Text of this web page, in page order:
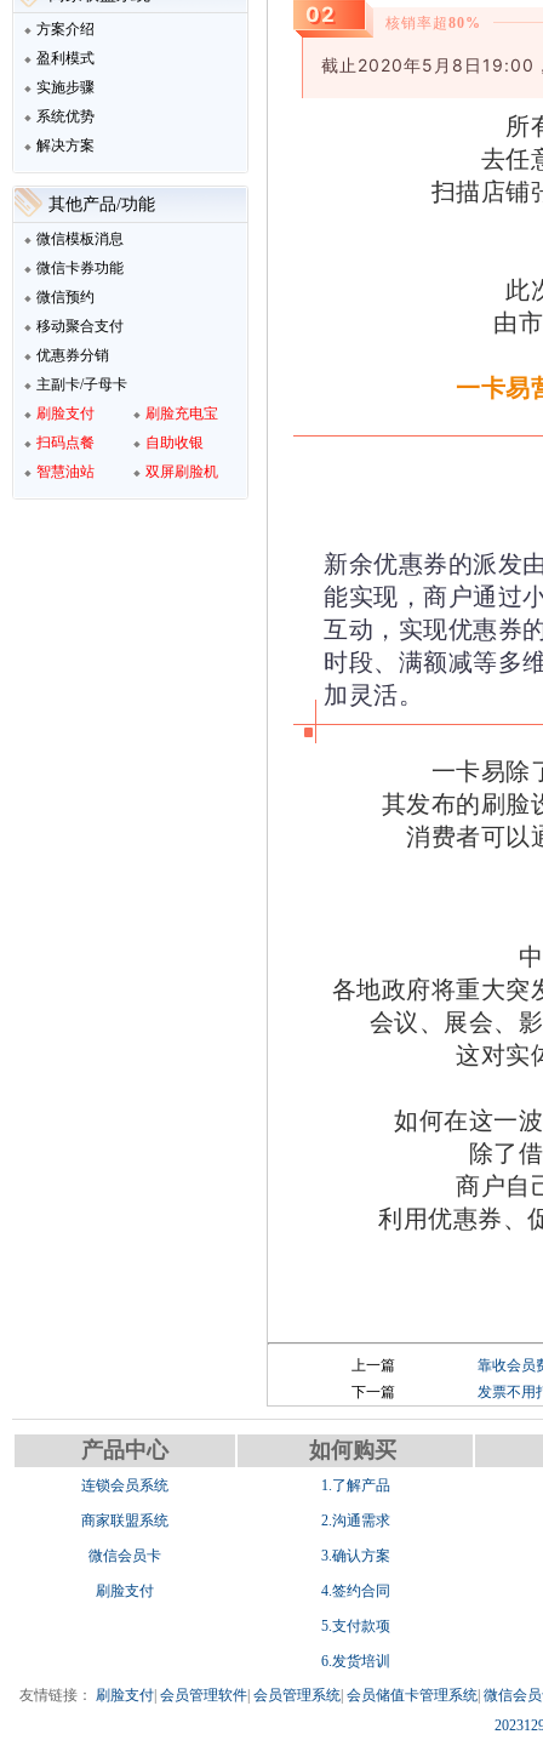
方案介绍
盈利模式
实施步骤
系统优势
解决方案
其他产品/功能
微信模板消息
微信卡券功能
微信预约
移动聚合支付
优惠券分销
主副卡/子母卡
刷脸支付
扫码点餐
智慧油站
刷脸充电宝
自助收银
双屏刷脸机
02 核销率超80%
截止2020年5月8日19:00
所
去任
扫描店铺
此
由
一卡易
新余优惠券的派发
能实现，商户通过
互动，实现优惠券
时段、满额减等多
加灵活。
一卡易除
其发布的刷脸
消费者可以
各地政府将重大突
会议、展会、
这对实
如何在这一
除了
商户自
利用优惠券、
上一篇
靠收会员
下一篇
发票不用
产品中心 如何购买
连锁会员系统 1.了解产品
商家联盟系统 2.沟通需求
微信会员卡 3.确认方案
刷脸支付 4.签约合同
5.支付款项
6.发货培训
友情链接： 刷脸支付 会员管理软件 会员管理系统 会员储值卡管理系统 微信会